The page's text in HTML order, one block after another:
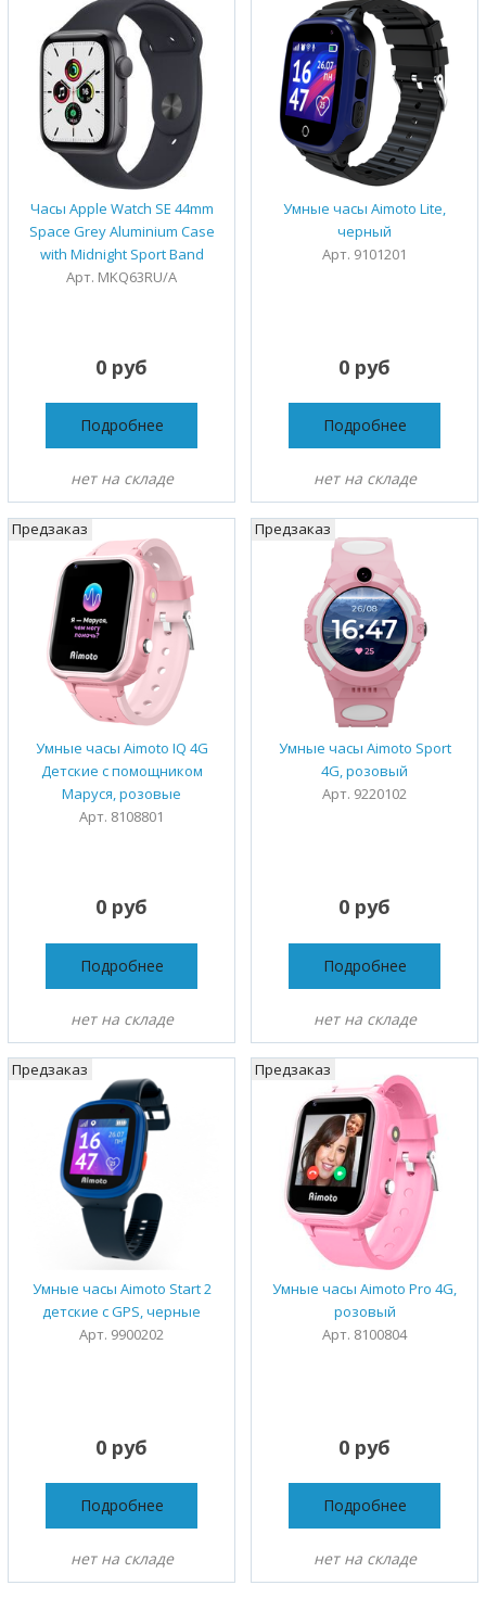
Часы Apple Watch SE 44mm
Space Grey Aluminium Case
with Midnight Sport Band
Арт. MKQ63RU/A
0 руб
Подробнее
нет на складе
Умные часы Aimoto Lite,
черный
Арт. 9101201
0 руб
Подробнее
нет на складе
Умные часы Aimoto IQ 4G
Детские с помощником
Маруся, розовые
Арт. 8108801
Предзаказ
0 руб
Подробнее
нет на складе
Умные часы Aimoto Sport
4G, розовый
Арт. 9220102
Предзаказ
0 руб
Подробнее
нет на складе
Умные часы Aimoto Start 2
детские с GPS, черные
Арт. 9900202
Предзаказ
0 руб
Подробнее
нет на складе
Умные часы Aimoto Pro 4G,
розовый
Арт. 8100804
Предзаказ
0 руб
Подробнее
нет на складе